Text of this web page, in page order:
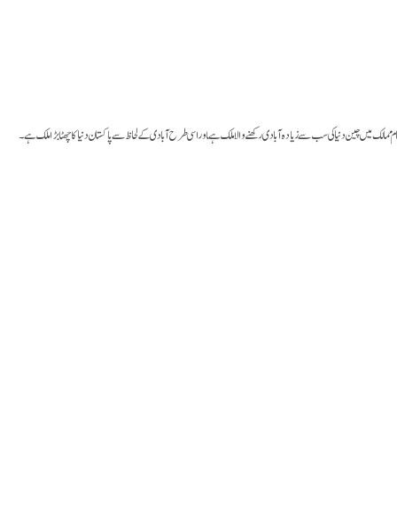
میں چین دنیا کی سب سے زیادہ آبادی رکھنے والا ملک ہےـاور اسی طرح آبادی کے لحاظ سے پاکستان دنیا کا چھٹا بڑا ملک ہےـ۔